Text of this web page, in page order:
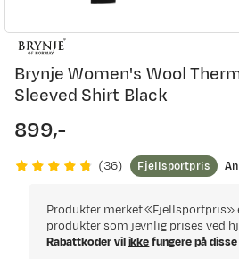
Brynje Women's Wool
Sleeved Shirt Black
price
899,-
(36) Fjellsportpris
Produkter merket «Fjellsportpris»
produkter som jevnlig prises ved
Rabattkoder vilikkefungere på